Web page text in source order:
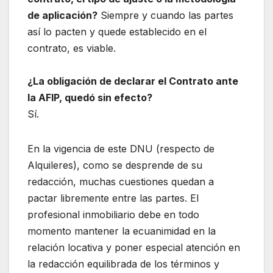
de aplicación? Siempre y cuando las partes
así lo pacten y quede establecido en el
contrato, es viable.
¿La obligación de declarar el Contrato ante
la AFIP, quedó sin efecto?
Sí.
En la vigencia de este DNU (respecto de
Alquileres), como se desprende de su
redacción, muchas cuestiones quedan a
pactar libremente entre las partes. El
profesional inmobiliario debe en todo
momento mantener la ecuanimidad en la
relación locativa y poner especial atención en
la redacción equilibrada de los términos y